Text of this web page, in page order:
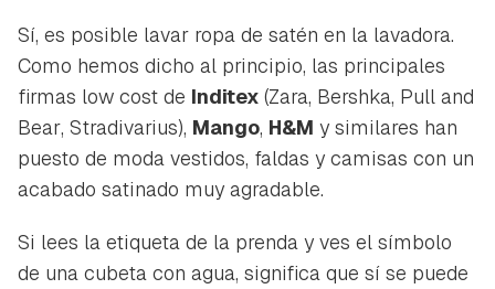
Sí, es posible lavar ropa de satén en la lavadora.
Como hemos dicho al principio, las principales
firmas low cost de Inditex (Zara, Bershka, Pull and
Bear, Stradivarius), Mango, H&M y similares han
puesto de moda vestidos, faldas y camisas con un
acabado satinado muy agradable.
Si lees la etiqueta de la prenda y ves el símbolo
de una cubeta con agua, significa que sí se puede